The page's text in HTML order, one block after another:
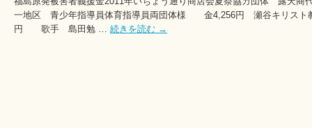
一地区 青少年指導員体育指導員両団体様 金4,256円 瀬谷キリスト
円 歌手 島田勉 … 続きを読む →